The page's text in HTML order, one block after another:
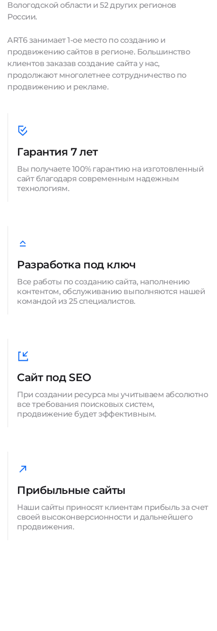
Вологодской области и 52 других регионов
России.
ART6 занимает 1-ое место по созданию и
продвижению сайтов в регионе. Большинство
клиентов заказав создание сайта у нас,
продолжают многолетнее сотрудничество по
продвижению и рекламе.
Гарантия 7 лет
Вы получаете 100% гарантию на изготовленный
сайт благодаря современным надежным
технологиям.
Разработка под ключ
Все работы по созданию сайта, наполнению
контентом, обслуживанию выполняются нашей
командой из 25 специалистов.
Сайт под SEO
При создании ресурса мы учитываем абсолютно
все требования поисковых систем,
продвижение будет эффективным.
Прибыльные сайты
Наши сайты приносят клиентам прибыль за счет
своей высоконверсионности и дальнейшего
продвижения.